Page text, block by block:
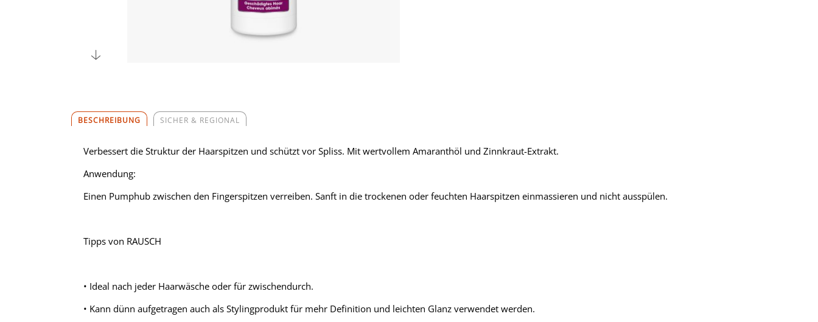
BESCHREIBUNG SICHER & REGIONAL
Verbessert die Struktur der Haarspitzen und schützt vor Spliss. Mit wertvollem Amaranthöl und Zinnkraut-Extrakt.
Anwendung:
Einen Pumphub zwischen den Fingerspitzen verreiben. Sanft in die trockenen oder feuchten Haarspitzen einmassieren und nicht ausspülen.
Tipps von RAUSCH
• Ideal nach jeder Haarwäsche oder für zwischendurch.
• Kann dünn aufgetragen auch als Stylingprodukt für mehr Definition und leichten Glanz verwendet werden.